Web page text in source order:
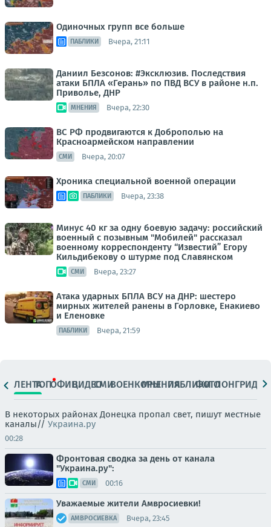
Одиночных групп все больше
ПАБЛИКИ Вчера, 21:11
Даниил Безсонов: #Эксклюзив. Последствия
атаки БПЛА «Герань» по ПВД ВСУ в районе н.п.
Приволье, ДНР
МНЕНИЯ Вчера, 22:30
ВС РФ продвигаются к Доброполью на
Красноармейском направлении
СМИ Вчера, 20:07
Хроника специальной военной операции
ПАБЛИКИ Вчера, 23:38
Минус 40 кг за одну боевую задачу: российский
военный с позывным "Мобилей" рассказал
военному корреспонденту “Известий” Егору
Кильдибекову о штурме под Славянском
СМИ Вчера, 23:27
Атака ударных БПЛА ВСУ на ДНР: шестеро
мирных жителей ранены в Горловке, Енакиево
и Еленовке
ПАБЛИКИ Вчера, 21:59
ЛЕНТАТОПОФИЦ.ВИДЕОСМИВОЕНКОРЫМНЕНИЯПАБЛИКИ
ФОТОЛОНГРИДЫ
В некоторых районах Донецка пропал свет, пишут местные
каналы// Украина.ру
00:28
Фронтовая сводка за день от канала
"Украина.ру":
СМИ 00:16
Уважаемые жители Амвросиевки!
АМВРОСИЕВКА Вчера, 23:45